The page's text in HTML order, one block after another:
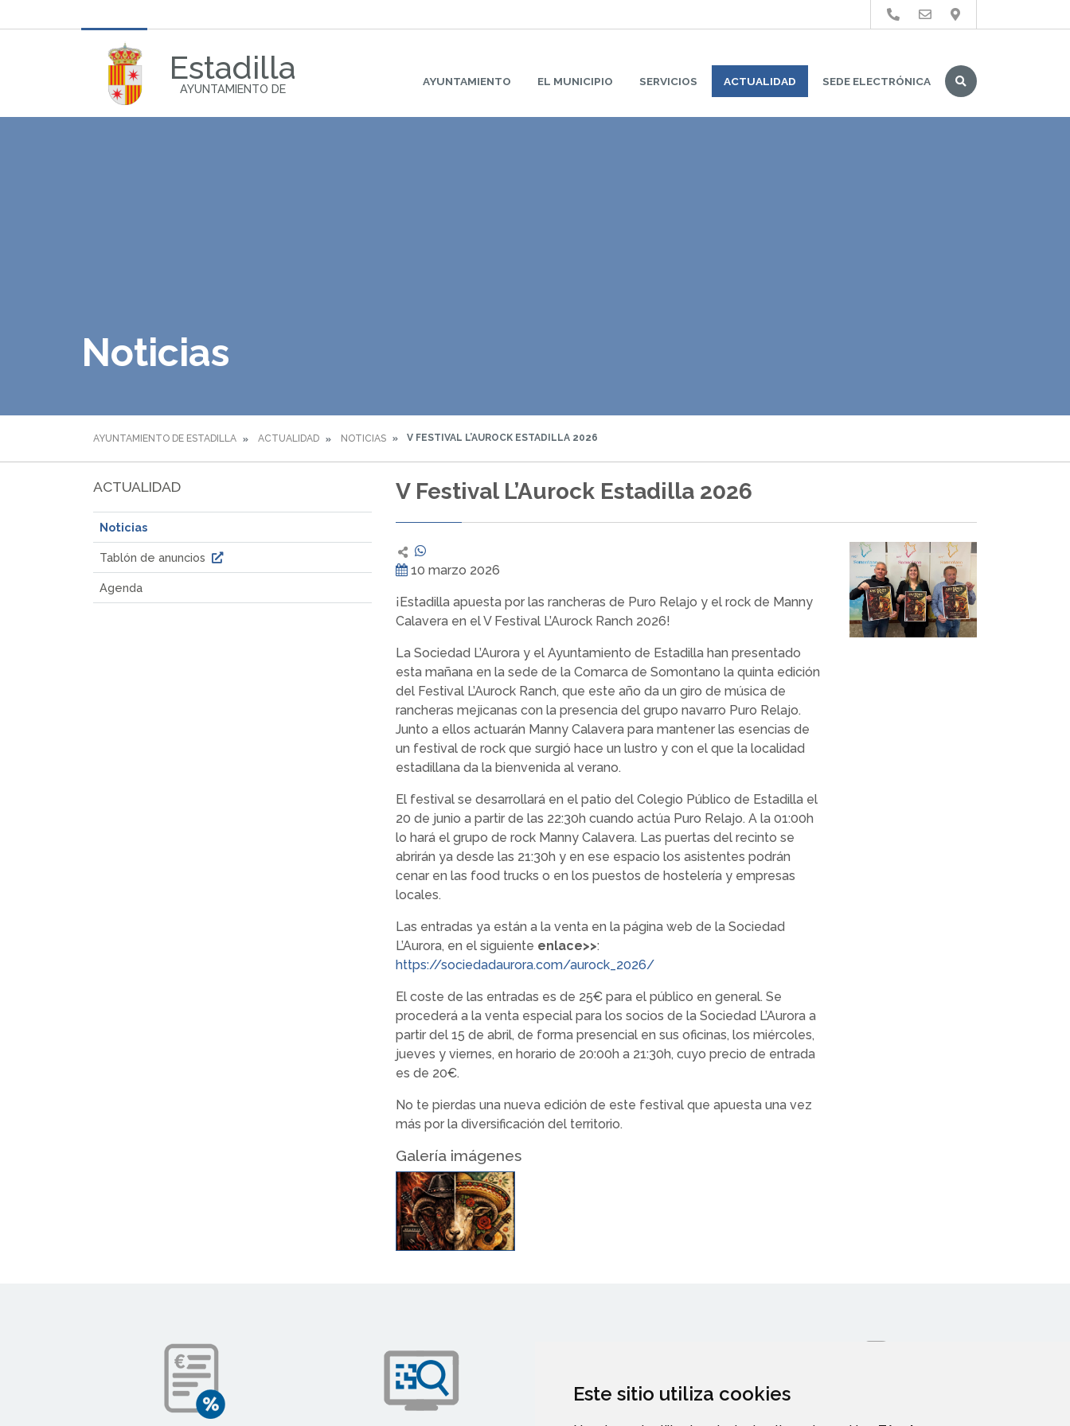
Este sitio utiliza cookies
Estadilla
AYUNTAMIENTO DE
AYUNTAMIENTO EL MUNICIPIO SERVICIOS ACTUALIDAD SEDE ELECTRÓNICA
Buscar
Noticias
AYUNTAMIENTO DE ESTADILLA ACTUALIDAD NOTICIAS V FESTIVAL L’AUROCK ESTADILLA 2026
ACTUALIDAD
Noticias
Tablón de anuncios
Agenda
V Festival L’Aurock Estadilla 2026
10 marzo 2026
¡Estadilla apuesta por las rancheras de Puro Relajo y el rock de Manny
Calavera en el V Festival L’Aurock Ranch 2026!
La Sociedad L’Aurora y el Ayuntamiento de Estadilla han presentado
esta mañana en la sede de la Comarca de Somontano la quinta edición
del Festival L’Aurock Ranch, que este año da un giro de música de
rancheras mejicanas con la presencia del grupo navarro Puro Relajo.
Junto a ellos actuarán Manny Calavera para mantener las esencias de
un festival de rock que surgió hace un lustro y con el que la localidad
estadillana da la bienvenida al verano.
El festival se desarrollará en el patio del Colegio Público de Estadilla el
20 de junio a partir de las 22:30h cuando actúa Puro Relajo. A la 01:00h
lo hará el grupo de rock Manny Calavera. Las puertas del recinto se
abrirán ya desde las 21:30h y en ese espacio los asistentes podrán
cenar en las food trucks o en los puestos de hostelería y empresas
locales.
Las entradas ya están a la venta en la página web de la Sociedad
L’Aurora, en el siguiente enlace>>:
https://sociedadaurora.com/aurock_2026/
El coste de las entradas es de 25€ para el público en general. Se
procederá a la venta especial para los socios de la Sociedad L’Aurora a
partir del 15 de abril, de forma presencial en sus oficinas, los miércoles,
jueves y viernes, en horario de 20:00h a 21:30h, cuyo precio de entrada
es de 20€.
No te pierdas una nueva edición de este festival que apuesta una vez
más por la diversificación del territorio.
Galería imágenes